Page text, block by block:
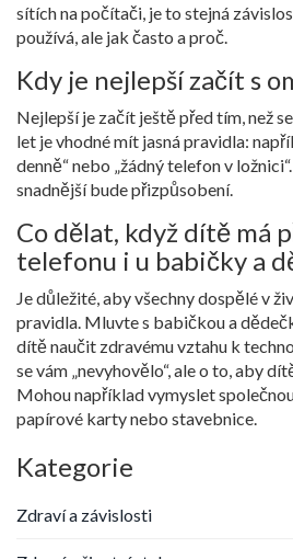
sítích na počítači, je to stejná
používá, ale jak často a proč.
Kdy je nejlepší začít s
Nejlepší je začít ještě před tím, než
let je vhodné mít jasná pravidla:
denně“ nebo „žádný telefon v
snadnější bude přizpůsobení.
Co dělat, když dítě má
telefonu i u babičky a
Je důležité, aby všechny dospělé v
pravidla. Mluvte s babičkou a
dítě naučit zdravému vztahu k
se vám „nevyhovělo“, ale o to, aby
Mohou například vymyslet
papírové karty nebo stavebnice.
Kategorie
Zdraví a závislosti